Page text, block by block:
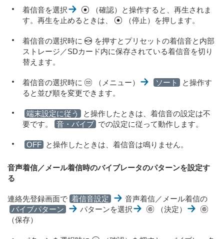
着信音を選択
（確認）と操作すると、再生されま
す。再生を止めるときは、
（停止）を押します。
着信音の選択時に
を押すとプリセットの着信音と内部
ストレージ／SDカード内に保存されている着信音を切り
替えます。
着信音の選択時に （メニュー） ソート
と操作す
ると並び順を変更できます。
端末設定に従う
と操作したときは、着信音の設定は不
要です。
音・バイブ での設定に従って動作します。
OFF と操作したときは、着信音は鳴りません。
音声着信／メール着信時のバイブレータのパターンを設定す
る
連絡先登録画面で 着信音設定
音声着信／メール着信の
バイブパターン
パターンを選択
（決定）
（保存）